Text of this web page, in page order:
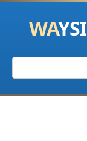
Перейти
контенту
Поиск: